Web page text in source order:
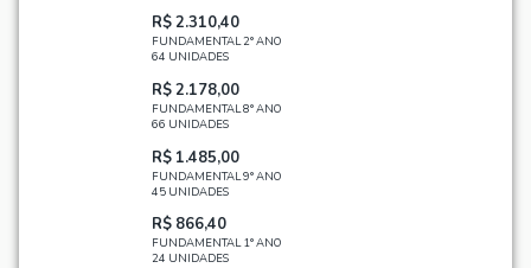
R$ 2.310,40
FUNDAMENTAL 2° ANO
64 UNIDADES
R$ 2.178,00
FUNDAMENTAL 8° ANO
66 UNIDADES
R$ 1.485,00
FUNDAMENTAL 9° ANO
45 UNIDADES
R$ 866,40
FUNDAMENTAL 1° ANO
24 UNIDADES